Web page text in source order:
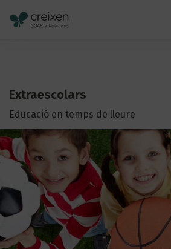
Extraescolars
Educació en temps de lleure